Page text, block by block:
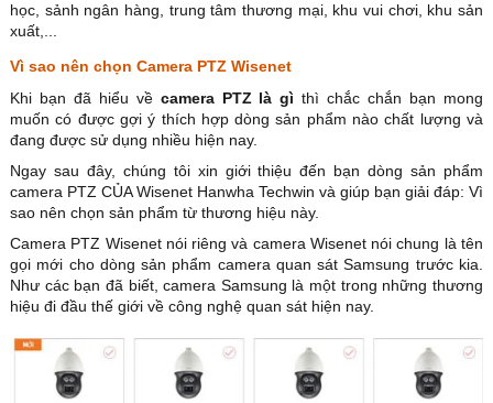
học, sảnh ngân hàng, trung tâm thương mại, khu vui chơi, khu sản
xuất,...
Vì sao nên chọn Camera PTZ Wisenet
Khi bạn đã hiểu về camera PTZ là gì thì chắc chắn bạn mong
muốn có được gợi ý thích hợp dòng sản phẩm nào chất lượng và
đang được sử dụng nhiều hiện nay.
Ngay sau đây, chúng tôi xin giới thiệu đến bạn dòng sản phẩm
camera PTZ CỦA Wisenet Hanwha Techwin và giúp bạn giải đáp: Vì
sao nên chọn sản phẩm từ thương hiệu này.
Camera PTZ Wisenet nói riêng và camera Wisenet nói chung là tên
gọi mới cho dòng sản phẩm camera quan sát Samsung trước kia.
Như các bạn đã biết, camera Samsung là một trong những thương
hiệu đi đầu thế giới về công nghệ quan sát hiện nay.